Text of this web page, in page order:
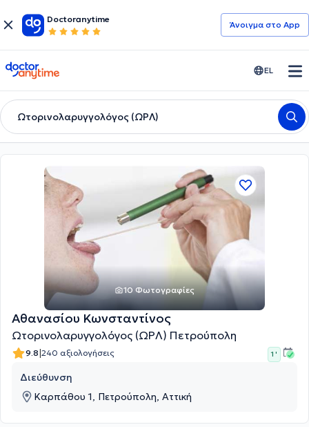
Doctoranytime
Άνοιγμα στο App
doctoranytime EL
Ωτορινολαρυγγολόγος (ΩΡΛ)
10 Φωτογραφίες
Αθανασίου Κωνσταντίνος
Ωτορινολαρυγγολόγος (ΩΡΛ) Πετρούπολη
9.8|240 αξιολογήσεις 1 '
Διεύθυνση
Καρπάθου 1, Πετρούπολη, Αττική